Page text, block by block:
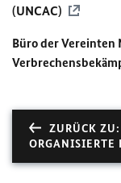
(UNCAC)
Büro der Vereinten
ZURÜCK